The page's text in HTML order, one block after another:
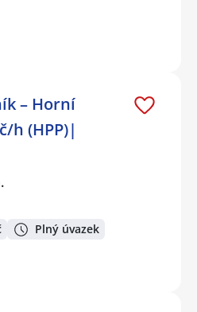
– Horní
h (HPP)|
Plný úvazek